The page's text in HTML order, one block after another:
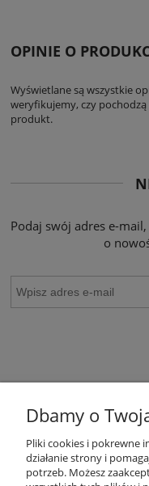
OPINIE O
Wyświetlane są wszystkie
weryfikujemy, czy
produkt.
Podaj swój adres e-
o
Dbamy o
Pliki cookies i pokrewne
działanie strony i
potrzeb. Możesz